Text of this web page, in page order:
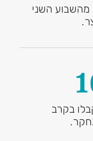
מהשבוע השני
בקרב